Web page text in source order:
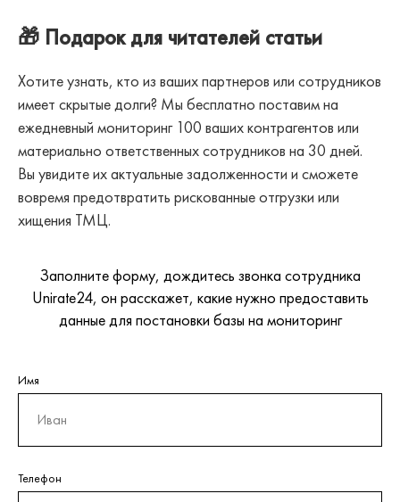
🎁 Подарок для читателей статьи
Хотите узнать, кто из ваших партнеров или сотрудников
имеет скрытые долги? Мы бесплатно поставим на
ежедневный мониторинг 100 ваших контрагентов или
материально ответственных сотрудников на 30 дней.
Вы увидите их актуальные задолженности и сможете
вовремя предотвратить рискованные отгрузки или
хищения ТМЦ.
Заполните форму, дождитесь звонка сотрудника
Unirate24, он расскажет, какие нужно предоставить
данные для постановки базы на мониторинг
Имя
Телефон